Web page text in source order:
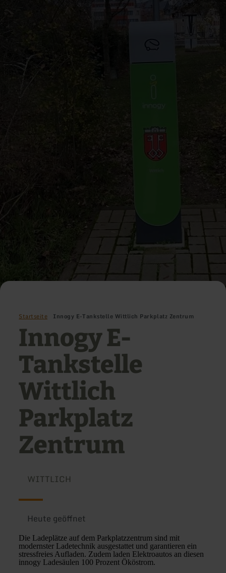
Startseite Innogy E-Tankstelle Wittlich Parkplatz Zentrum
Innogy E-
Tankstelle
Wittlich
Parkplatz
Zentrum
WITTLICH
Heute geöffnet
Die Ladeplätze auf dem Parkplatzzentrum sind mit
modernster Ladetechnik ausgestattet und garantieren ein
stressfreies Aufladen. Zudem laden Elektroautos an diesen
innogy Ladesäulen 100 Prozent Ököstrom.